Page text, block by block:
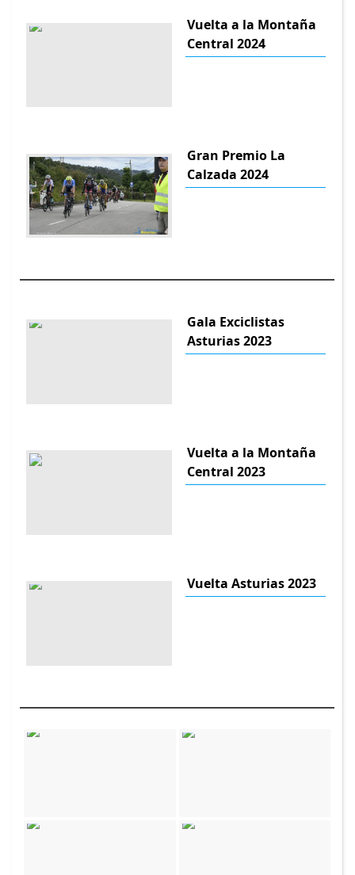
Vuelta a la Montaña
Central 2024
Gran Premio La
Calzada 2024
Gala Exciclistas
Asturias 2023
Vuelta a la Montaña
Central 2023
Vuelta Asturias 2023